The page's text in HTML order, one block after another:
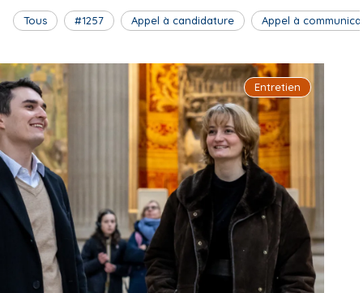
Tous #1257 Appel à candidature Appel à
Entretien